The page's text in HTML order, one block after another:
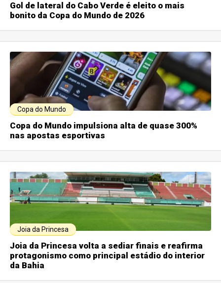
Gol de lateral do Cabo Verde é eleito o mais
bonito da Copa do Mundo de 2026
Copa do Mundo
Copa do Mundo impulsiona alta de quase 300%
nas apostas esportivas
Joia da Princesa
Joia da Princesa volta a sediar finais e reafirma
protagonismo como principal estádio do interior
da Bahia